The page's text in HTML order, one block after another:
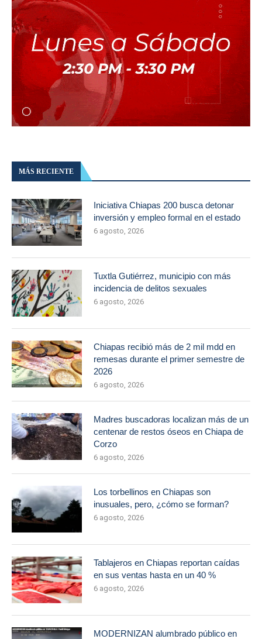
MÁS RECIENTE
Iniciativa Chiapas 200 busca detonar
inversión y empleo formal en el estado
6 agosto, 2026
Tuxtla Gutiérrez, municipio con más
incidencia de delitos sexuales
6 agosto, 2026
Chiapas recibió más de 2 mil mdd en
remesas durante el primer semestre de
2026
6 agosto, 2026
Madres buscadoras localizan más de un
centenar de restos óseos en Chiapa de
Corzo
6 agosto, 2026
Los torbellinos en Chiapas son
inusuales, pero, ¿cómo se forman?
6 agosto, 2026
Tablajeros en Chiapas reportan caídas
en sus ventas hasta en un 40 %
6 agosto, 2026
MODERNIZAN alumbrado público en